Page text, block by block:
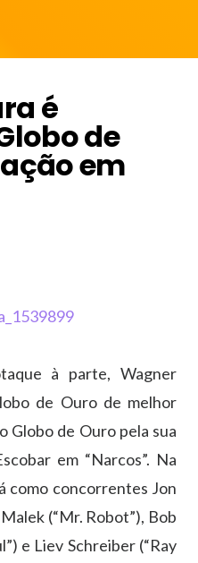
é
de
em
à parte, Wagner
de Ouro de melhor
Globo de Ouro pela sua
em “Narcos”. Na
como concorrentes Jon
(“Mr. Robot”), Bob
e Liev Schreiber (“Ray